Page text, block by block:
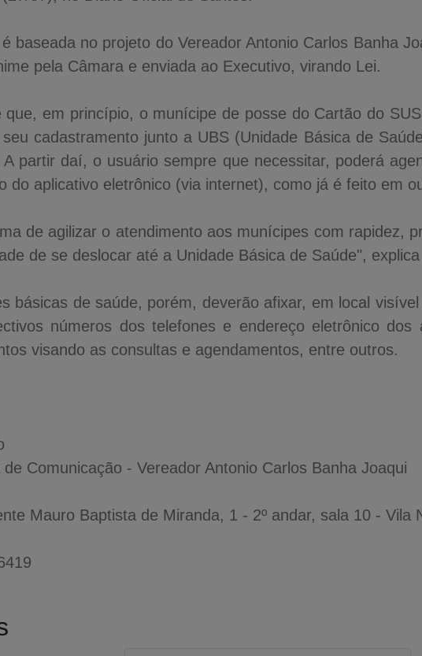
baseada no projeto do Vereador Antonio Carlos Banha
pela Câmara e enviada ao Executivo, virando Lei.
que, em princípio, o munícipe de posse do Cartão do
cadastramento junto a UBS (Unidade Básica de
A partir daí, o usuário sempre que necessitar, poderá
do aplicativo eletrônico (via internet), como já é feito em
de agilizar o atendimento aos munícipes com rapidez,
de se deslocar até a Unidade Básica de Saúde",
básicas de saúde, porém, deverão afixar, em local
números dos telefones e endereço eletrônico dos
visando as consultas e agendamentos, entre outros.
Comunicação - Vereador Antonio Carlos Banha Joaqui
Mauro Baptista de Miranda, 1 - 2º andar, sala 10 - Vila